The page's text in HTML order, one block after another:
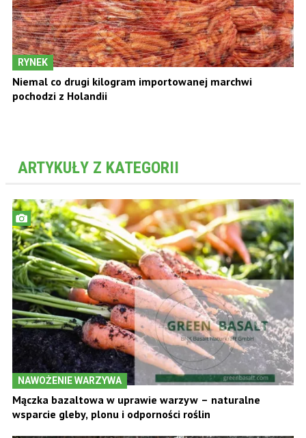
RYNEK
Niemal co drugi kilogram importowanej marchwi
pochodzi z Holandii
ARTYKUŁY Z KATEGORII
NAWOŻENIE WARZYWA
Mączka bazaltowa w uprawie warzyw – naturalne
wsparcie gleby, plonu i odporności roślin